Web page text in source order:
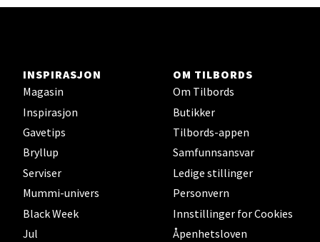
INSPIRASJON
Magasin
Inspirasjon
Gavetips
Bryllup
Serviser
Mummi-univers
Black Week
Jul
OM TILBORDS
Om Tilbords
Butikker
Tilbords-appen
Samfunnsansvar
Ledige stillinger
Personvern
Innstillinger for Cookies
Åpenhetsloven
Orkanger - Thon Senter Orkanger
Thon Senter Orkanger, Orkdalsveien 113, 7300
Orkanger
Åpent i dag 09-20